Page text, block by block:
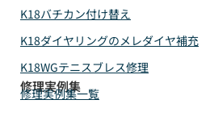
K18バチカン付け替え
K18ダイヤリングのメレダイヤ補充
K18WGテニスブレス修理
修理実例集
修理実例集一覧